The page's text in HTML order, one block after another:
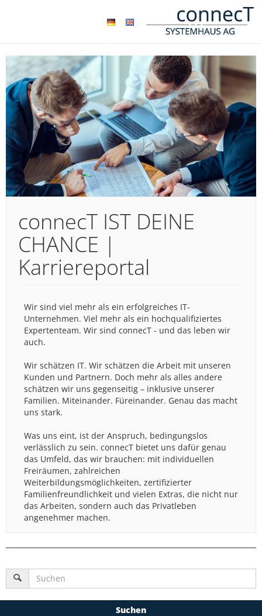
connecT IST DEINE
CHANCE |
Karriereportal
Wir sind viel mehr als ein erfolgreiches IT-
Unternehmen. Viel mehr als ein hochqualifiziertes
Expertenteam. Wir sind connecT - und das leben wir
auch.
Wir schätzen IT. Wir schätzen die Arbeit mit unseren
Kunden und Partnern. Doch mehr als alles andere
schätzen wir uns gegenseitig – inklusive unserer
Familien. Miteinander. Füreinander. Genau das macht
uns stark.
Was uns eint, ist der Anspruch, bedingungslos
verlässlich zu sein. connecT bietet uns dafür genau
das Umfeld, das wir brauchen: mit individuellen
Freiräumen, zahlreichen
Weiterbildungsmöglichkeiten, zertifizierter
Familienfreundlichkeit und vielen Extras, die nicht nur
das Arbeiten, sondern auch das Privatleben
angenehmer machen.
Suchen